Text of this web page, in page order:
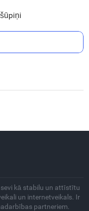
kā stabilu un attīstītu
un internetveikals. Ir
partneriem.